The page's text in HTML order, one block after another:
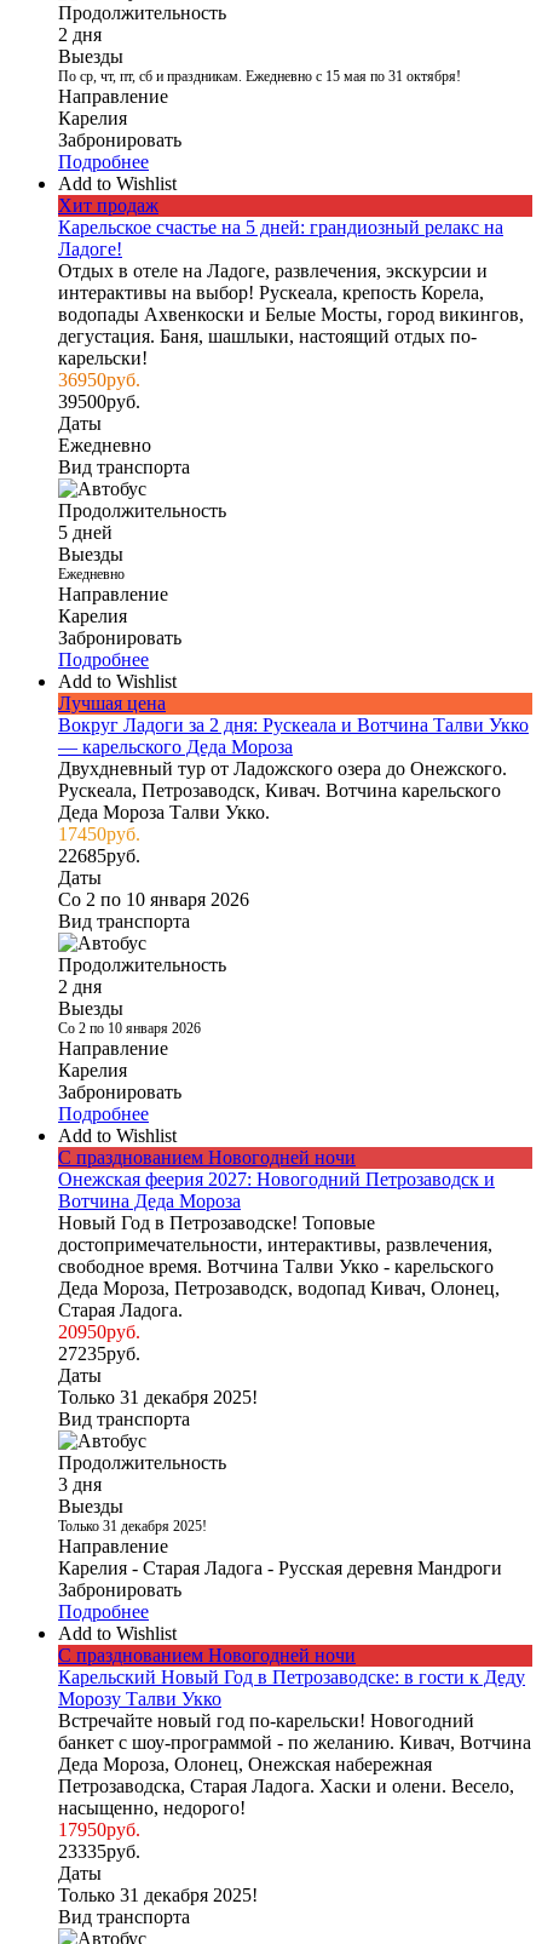
Продолжительность
2 дня
Выезды
По ср, чт, пт, сб и праздникам. Ежедневно с 15 мая по 31 октября!
Направление
Карелия
Забронировать
Подробнее
Add to Wishlist
Хит продаж
Карельское счастье на 5 дней: грандиозный релакс на
Ладоге!
Отдых в отеле на Ладоге, развлечения, экскурсии и
интерактивы на выбор! Рускеала, крепость Корела,
водопады Ахвенкоски и Белые Мосты, город викингов,
дегустация. Баня, шашлыки, настоящий отдых по-
карельски!
36950руб.
39500руб.
Даты
Ежедневно
Вид транспорта
Продолжительность
5 дней
Выезды
Ежедневно
Направление
Карелия
Забронировать
Подробнее
Add to Wishlist
Лучшая цена
Вокруг Ладоги за 2 дня: Рускеала и Вотчина Талви Укко
— карельского Деда Мороза
Двухдневный тур от Ладожского озера до Онежского.
Рускеала, Петрозаводск, Кивач. Вотчина карельского
Деда Мороза Талви Укко.
17450руб.
22685руб.
Даты
Со 2 по 10 января 2026
Вид транспорта
Продолжительность
2 дня
Выезды
Со 2 по 10 января 2026
Направление
Карелия
Забронировать
Подробнее
Add to Wishlist
С празднованием Новогодней ночи
Онежская феерия 2027: Новогодний Петрозаводск и
Вотчина Деда Мороза
Новый Год в Петрозаводске! Топовые
достопримечательности, интерактивы, развлечения,
свободное время. Вотчина Талви Укко - карельского
Деда Мороза, Петрозаводск, водопад Кивач, Олонец,
Старая Ладога.
20950руб.
27235руб.
Даты
Только 31 декабря 2025!
Вид транспорта
Продолжительность
3 дня
Выезды
Только 31 декабря 2025!
Направление
Карелия - Старая Ладога - Русская деревня Мандроги
Забронировать
Подробнее
Add to Wishlist
С празднованием Новогодней ночи
Карельский Новый Год в Петрозаводске: в гости к Деду
Морозу Талви Укко
Встречайте новый год по-карельски! Новогодний
банкет с шоу-программой - по желанию. Кивач, Вотчина
Деда Мороза, Олонец, Онежская набережная
Петрозаводска, Старая Ладога. Хаски и олени. Весело,
насыщенно, недорого!
17950руб.
23335руб.
Даты
Только 31 декабря 2025!
Вид транспорта